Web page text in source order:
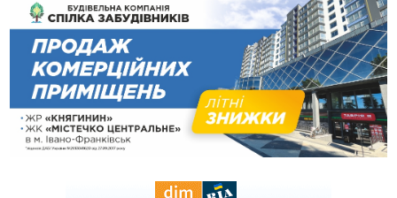
13:30 ФОТО На Надрічній тривають останні приготування до
нового руху
12:57
У Франківську зафіксували найбільшу спеку за всю історію
спостережень
12:24
Лікування наркоманії Київ: чому важливо розпочати
терапію якомога раніше
12:00
Франківця, який у Косові викрав за магазину понад 640
тисяч гривень у валюті, засудили до 5 років
чоловіків 18–60 років